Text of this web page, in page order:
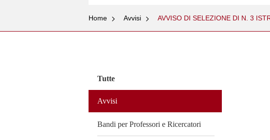
Home Avvisi
Tutte
Avvisi
Bandi per Professori e Ricercatori